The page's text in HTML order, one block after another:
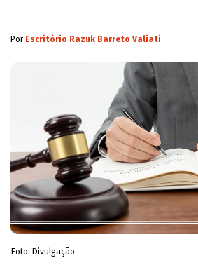
Por Escritório Razuk Barreto Valiati
Foto: Divulgação